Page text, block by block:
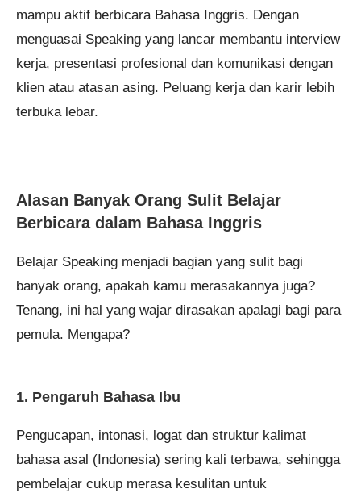
mampu aktif berbicara Bahasa Inggris. Dengan
menguasai Speaking yang lancar membantu interview
kerja, presentasi profesional dan komunikasi dengan
klien atau atasan asing. Peluang kerja dan karir lebih
terbuka lebar.
Alasan Banyak Orang Sulit Belajar
Berbicara dalam Bahasa Inggris
Belajar Speaking menjadi bagian yang sulit bagi
banyak orang, apakah kamu merasakannya juga?
Tenang, ini hal yang wajar dirasakan apalagi bagi para
pemula. Mengapa?
1. Pengaruh Bahasa Ibu
Pengucapan, intonasi, logat dan struktur kalimat
bahasa asal (Indonesia) sering kali terbawa, sehingga
pembelajar cukup merasa kesulitan untuk